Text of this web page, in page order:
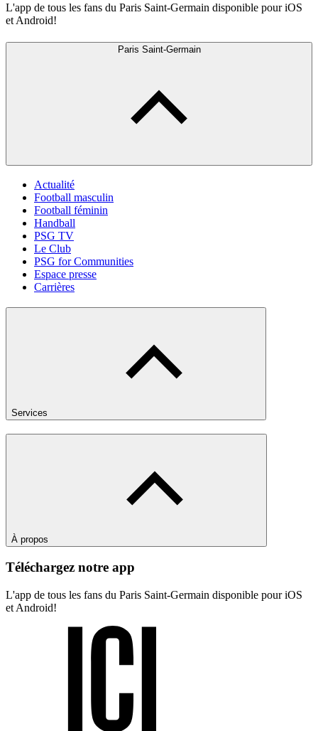
L'app de tous les fans du Paris Saint-Germain disponible pour iOS
et Android!
Paris Saint-Germain
Actualité
Football masculin
Football féminin
Handball
PSG TV
Le Club
PSG for Communities
Espace presse
Carrières
Services
À propos
Téléchargez notre app
L'app de tous les fans du Paris Saint-Germain disponible pour iOS
et Android!